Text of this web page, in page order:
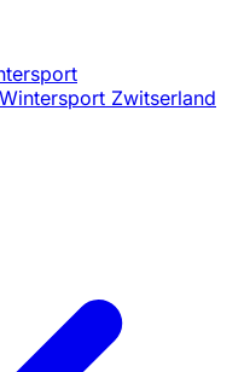
Wintersport Zwitserland